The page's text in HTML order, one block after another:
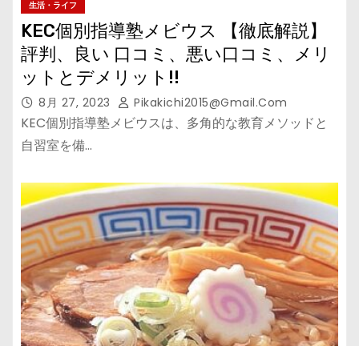
生活・ライフ
KEC個別指導塾メビウス 【徹底解説】
評判、良い 口コミ、悪い口コミ、メリ
ットとデメリット!!
8月 27, 2023 Pikakichi2015@gmail.com
KEC個別指導塾メビウスは、多角的な教育メソッドと
自習室を備…